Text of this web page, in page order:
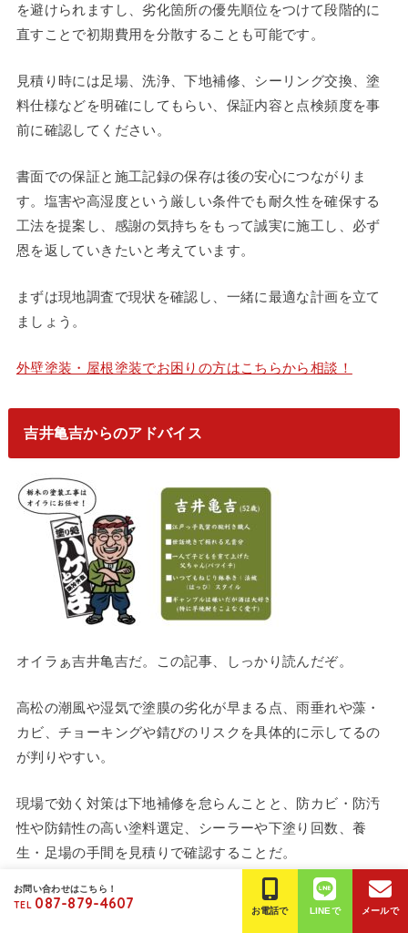
を避けられますし、劣化箇所の優先順位をつけて段階的に
直すことで初期費用を分散することも可能です。
見積り時には足場、洗浄、下地補修、シーリング交換、塗
料仕様などを明確にしてもらい、保証内容と点検頻度を事
前に確認してください。
書面での保証と施工記録の保存は後の安心につながりま
す。塩害や高湿度という厳しい条件でも耐久性を確保する
工法を提案し、感謝の気持ちをもって誠実に施工し、必ず
恩を返していきたいと考えています。
まずは現地調査で現状を確認し、一緒に最適な計画を立て
ましょう。
外壁塗装・屋根塗装でお困りの方はこちらから相談！
吉井亀吉からのアドバイス
オイラぁ吉井亀吉だ。この記事、しっかり読んだぞ。
高松の潮風や湿気で塗膜の劣化が早まる点、雨垂れや藻・
カビ、チョーキングや錆びのリスクを具体的に示してるの
が判りやすい。
現場で効く対策は下地補修を怠らんことと、防カビ・防汚
性や防錆性の高い塗料選定、シーラーや下塗り回数、養
生・足場の手間を見積りで確認することだ。
施工管理―塗膜厚みや乾燥時間の管理―が寿命を左右する
お問い合わせはこちら！
TEL 087-879-4607 お電話で LINEで メールで